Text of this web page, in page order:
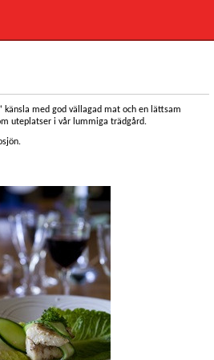
känsla med god vällagad mat och en lättsam
uteplatser i vår lummiga trädgård.